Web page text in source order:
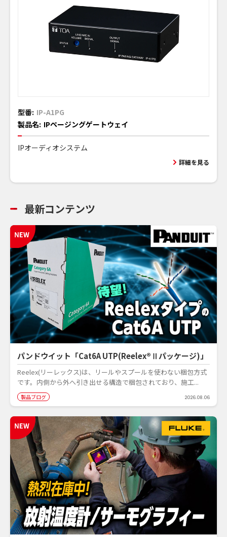
型番: IP-A1PG
製品名: IPページングゲートウェイ
IPオーディオシステム
詳細を見る
最新コンテンツ
パンドウイット「Cat6A UTP(Reelex®Ⅱパッケージ)」
Reelex(リーレックス)は、リールやスプールを使わない梱包方式
です。内側から外へ引き出せる構造で梱包されており、施工...
製品ブログ 2026.08.06